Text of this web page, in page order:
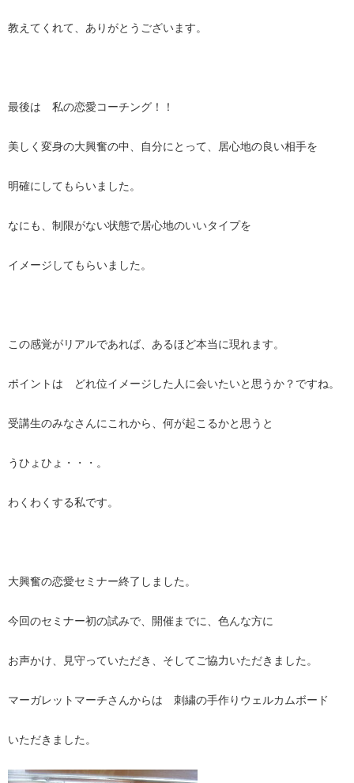
教えてくれて、ありがとうございます。
最後は 私の恋愛コーチング！！
美しく変身の大興奮の中、自分にとって、居心地の良い相手を
明確にしてもらいました。
なにも、制限がない状態で居心地のいいタイプを
イメージしてもらいました。
この感覚がリアルであれば、あるほど本当に現れます。
ポイントは どれ位イメージした人に会いたいと思うか？ですね。
受講生のみなさんにこれから、何が起こるかと思うと
うひょひょ・・・。
わくわくする私です。
大興奮の恋愛セミナー終了しました。
今回のセミナー初の試みで、開催までに、色んな方に
お声かけ、見守っていただき、そしてご協力いただきました。
マーガレットマーチさんからは 刺繍の手作りウェルカムボード
いただきました。